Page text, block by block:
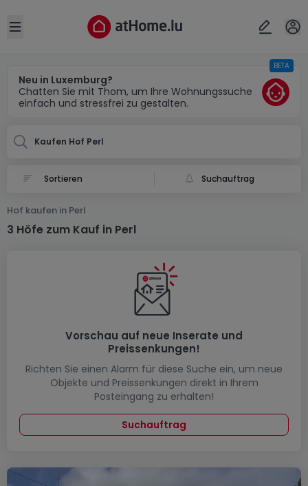
Open sidebar
Neu in Luxemburg?
Chatten Sie mit Thom, um Ihre Wohnungssuche
einfach und stressfrei zu gestalten.
BETA
Kaufen Hof Perl
Suchauftrag
Hof kaufen in Perl
3 Höfe zum Kauf in Perl
Vorschau auf neue Inserate und
Preissenkungen!
Richten Sie einen Alarm für diese Suche ein, um neue
Objekte und Preissenkungen direkt in Ihrem
Posteingang zu erhalten!
Suchauftrag
Ort
Abbrechen ok